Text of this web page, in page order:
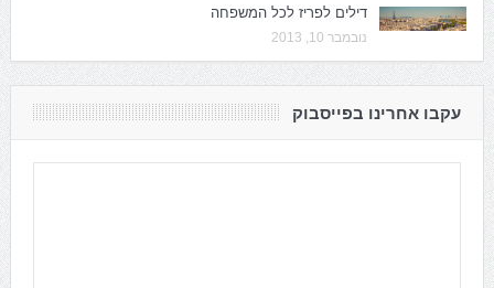
דילים לפריז לכל המשפחה
נובמבר 10, 2013
עקבו אחרינו בפייסבוק